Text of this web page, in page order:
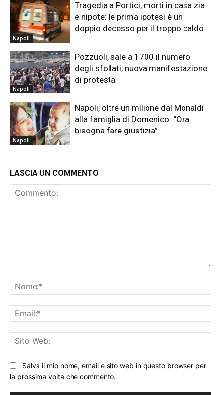
Napoli
Tragedia a Portici, morti in casa zia
e nipote: le prima ipotesi è un
doppio decesso per il troppo caldo
Napoli
Pozzuoli, sale a 1700 il numero
degli sfollati, nuova manifestazione
di protesta
Napoli
Napoli, oltre un milione dal Monaldi
alla famiglia di Domenico: “Ora
bisogna fare giustizia”
LASCIA UN COMMENTO
Salva il mio nome, email e sito web in questo browser per
la prossima volta che commento.